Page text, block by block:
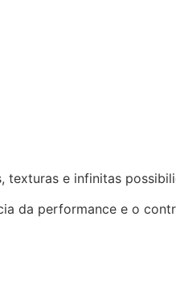
texturas e infinitas
da performance e o